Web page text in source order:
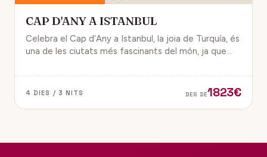
CAP D'ANY A ISTANBUL
Celebra el Cap d’Any a Istanbul, la joia de Turquía, és
una de les ciutats més fascinants del món, ja que
gaudir d’un ambient de festa i alegría.
4 DIES / 3 NITS DES DE1823€